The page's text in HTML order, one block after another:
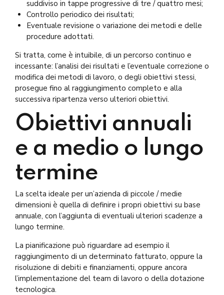
suddiviso in tappe progressive di tre / quattro mesi;
Controllo periodico dei risultati;
Eventuale revisione o variazione dei metodi e delle
procedure adottati.
Si tratta, come è intuibile, di un percorso continuo e
incessante: l’analisi dei risultati e l’eventuale correzione o
modifica dei metodi di lavoro, o degli obiettivi stessi,
prosegue fino al raggiungimento completo e alla
successiva ripartenza verso ulteriori obiettivi.
Obiettivi annuali
e a medio o lungo
termine
La scelta ideale per un’azienda di piccole / medie
dimensioni è quella di definire i propri obiettivi su base
annuale, con l’aggiunta di eventuali ulteriori scadenze a
lungo termine.
La pianificazione può riguardare ad esempio il
raggiungimento di un determinato fatturato, oppure la
risoluzione di debiti e finanziamenti, oppure ancora
l’implementazione del team di lavoro o della dotazione
tecnologica.